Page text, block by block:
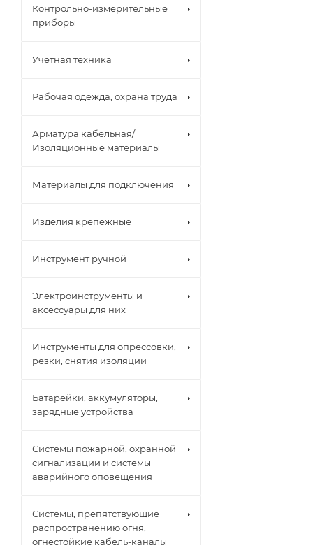
Контрольно-измерительные
приборы
Учетная техника
Рабочая одежда, охрана труда
Арматура кабельная/
Изоляционные материалы
Материалы для подключения
Изделия крепежные
Инструмент ручной
Электроинструменты и
аксессуары для них
Инструменты для опрессовки,
резки, снятия изоляции
Батарейки, аккумуляторы,
зарядные устройства
Системы пожарной, охранной
сигнализации и системы
аварийного оповещения
Системы, препятствующие
распространению огня,
огнестойкие кабель-каналы